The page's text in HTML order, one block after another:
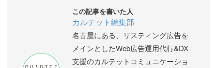
この記事を書いた人
カルテット編集部
名古屋にある、リスティング広告を
メインとしたWeb広告運用代行&DX
支援のカルテットコミュニケーショ